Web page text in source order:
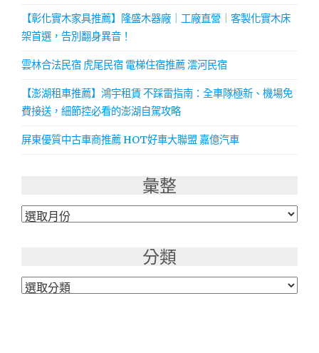
【彰化實木家具推薦】隆盛木器廠｜工廠直營｜客製化實木床
架首選，告別翻身異音！
雲林合法民宿 虎尾民宿 電梯住宿推薦 澐河民宿
【澎湖租車推薦】鴻宇租賃 不踩雷指南：全車隊極新、機場免
費接送，細節控必看的澎湖自駕攻略
屏東優質中古車商推薦 HOT好車大聯盟 嘉億汽車
彙整
彙
分類
分